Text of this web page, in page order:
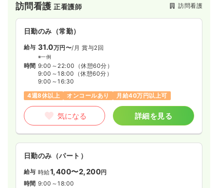
うに」という願いが込められています。理学療法士・言語聴覚
士も在籍し、専門的な訪問リハビリも行っています。
訪問看護正看護師 訪問看護
日勤のみ（常勤）
給与 31.0万円〜/月 賞与2回
※一例
時間 9:00～22:00 （休憩60分）
9:00～18:00 （休憩60分）
9:00～16:30
4週8休以上
オンコールあり 月給40万円以上可
気になる 詳細を見る
日勤のみ（パート）
給与 時給1,400〜2,200円
時間 9:00～18:00